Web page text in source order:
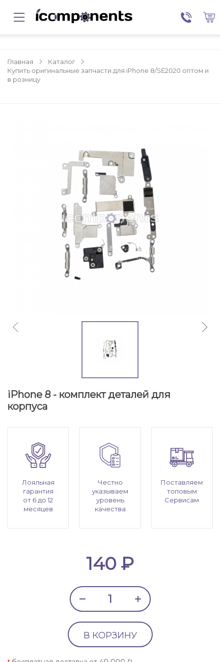
Главная
Каталог
Купить оригинальные запчасти для iPhone 8/SE2020 оптом и
в розницу
iPhone 8 - комплект деталей для
корпуса
Лояльная
гарантия
от 6 до 12
месяцев
Честно
указываем
уровень
качества
Поставляем
топовым
Сервисам
140 ₽
В КОРЗИНУ